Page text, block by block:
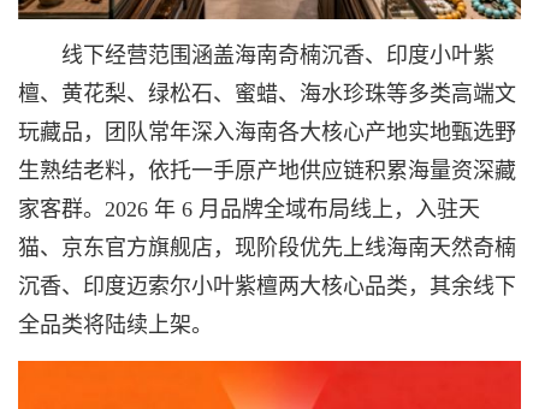
线下经营范围涵盖海南奇楠沉香、印度小叶紫
檀、黄花梨、绿松石、蜜蜡、海水珍珠等多类高端文
玩藏品，团队常年深入海南各大核心产地实地甄选野
生熟结老料，依托一手原产地供应链积累海量资深藏
家客群。2026 年 6 月品牌全域布局线上，入驻天
猫、京东官方旗舰店，现阶段优先上线海南天然奇楠
沉香、印度迈索尔小叶紫檀两大核心品类，其余线下
全品类将陆续上架。